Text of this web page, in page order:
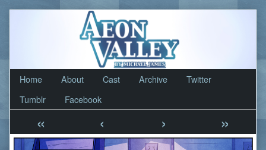
Home About Cast Archive
Twitter
Tumblr
Facebook
« ‹ › »